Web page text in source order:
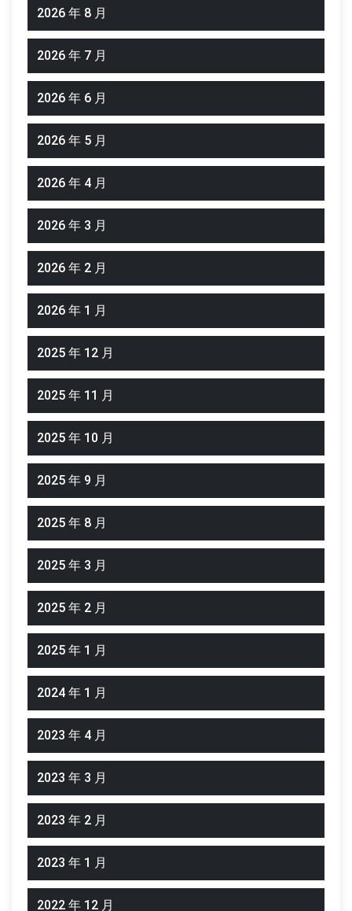
2026 年 8 月
2026 年 7 月
2026 年 6 月
2026 年 5 月
2026 年 4 月
2026 年 3 月
2026 年 2 月
2026 年 1 月
2025 年 12 月
2025 年 11 月
2025 年 10 月
2025 年 9 月
2025 年 8 月
2025 年 3 月
2025 年 2 月
2025 年 1 月
2024 年 1 月
2023 年 4 月
2023 年 3 月
2023 年 2 月
2023 年 1 月
2022 年 12 月